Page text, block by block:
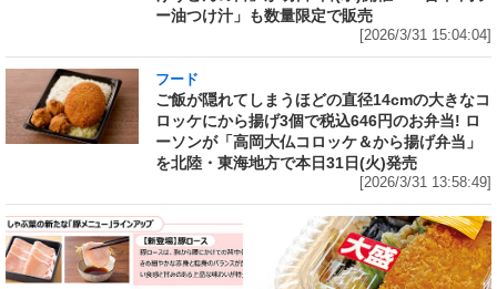
ー油つけ汁」も数量限定で販売
[2026/3/31 15:04:04]
フード
ご飯が隠れてしまうほどの直径14cmの大きなコ
ロッケにから揚げ3個で税込646円のお弁当! ロ
ーソンが「高岡大仏コロッケ＆から揚げ弁当」
を北陸・東海地方で本日31日(火)発売
[2026/3/31 13:58:49]